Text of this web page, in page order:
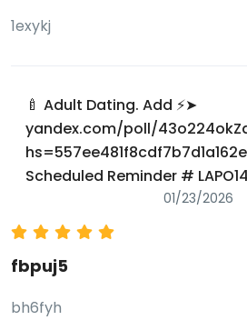
1exykj
🍼 Adult Dating. Add ⚡➤
yandex.com/poll/
Scheduled Reminder #
01/23/2026
fbpuj5
bh6fyh